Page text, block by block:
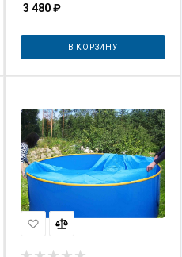
3 480₽
В КОРЗИНУ